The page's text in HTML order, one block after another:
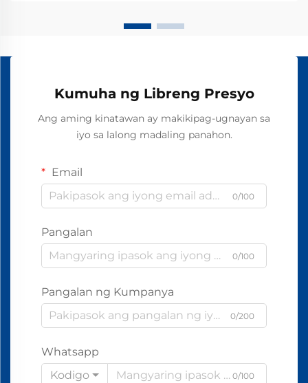
Kumuha ng Libreng Presyo
Ang aming kinatawan ay makikipag-ugnayan sa
iyo sa lalong madaling panahon.
Email
0/100
Pangalan
0/100
Pangalan ng Kumpanya
0/200
Whatsapp
Kodigo
0/100